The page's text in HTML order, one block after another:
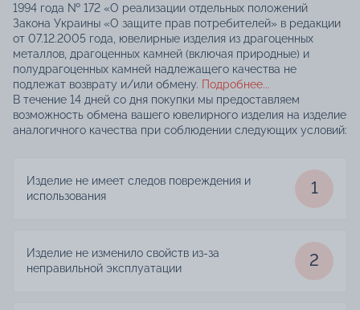
1994 года № 172 «О реализации отдельных положений
Закона Украины «О защите прав потребителей» в редакции
от 07.12.2005 года, ювелирные изделия из драгоценных
металлов, драгоценных камней (включая природные) и
полудрагоценных камней надлежащего качества не
подлежат возврату и/или обмену. Подробнее...
В течение 14 дней со дня покупки мы предоставляем
возможность обмена вашего ювелирного изделия на изделие
аналогичного качества при соблюдении следующих условий:
Изделие не имеет следов повреждения и
использования
1
Изделие не изменило свойств из-за
неправильной эксплуатации
2